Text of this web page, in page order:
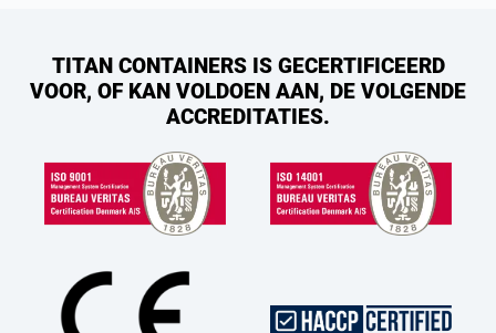
TITAN CONTAINERS IS GECERTIFICEERD
VOOR, OF KAN VOLDOEN AAN, DE VOLGENDE
ACCREDITATIES.